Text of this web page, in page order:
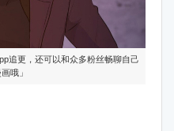
追更，还可以和众多粉丝畅聊自己
哦」